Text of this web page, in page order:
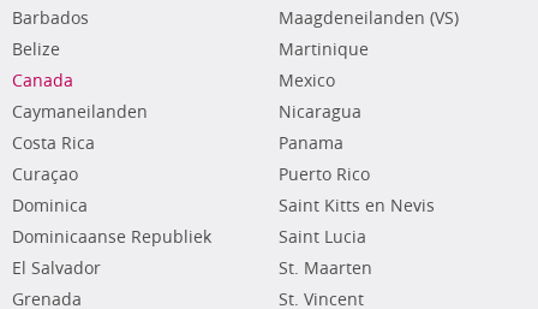
Barbados
Belize
Canada
Caymaneilanden
Costa Rica
Curaçao
Dominica
Dominicaanse Republiek
El Salvador
Grenada
Maagdeneilanden (VS)
Martinique
Mexico
Nicaragua
Panama
Puerto Rico
Saint Kitts en Nevis
Saint Lucia
St. Maarten
St. Vincent